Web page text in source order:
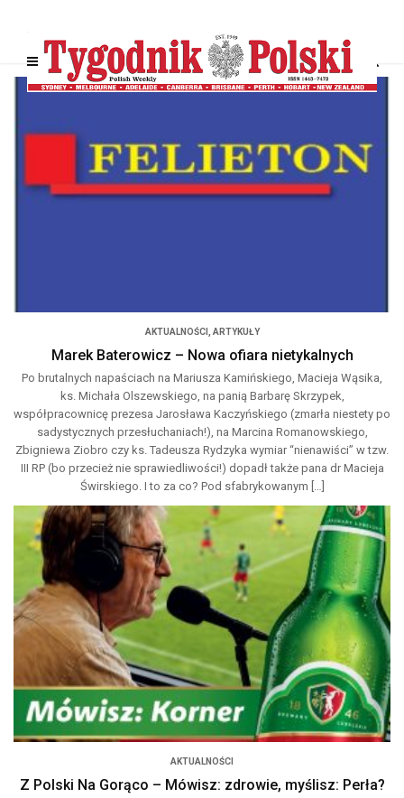
AKTUALNOŚCI , ARTYKUŁY
Marek Baterowicz – Nowa ofiara nietykalnych
Po brutalnych napaściach na Mariusza Kamińskiego, Macieja Wąsika,
ks. Michała Olszewskiego, na panią Barbarę Skrzypek,
współpracownicę prezesa Jarosława Kaczyńskiego (zmarła niestety po
sadystycznych przesłuchaniach!), na Marcina Romanowskiego,
Zbigniewa Ziobro czy ks. Tadeusza Rydzyka wymiar “nienawiści” w tzw.
III RP (bo przecież nie sprawiedliwości!) dopadł także pana dr Macieja
Świrskiego. I to za co? Pod sfabrykowanym […]
AKTUALNOŚCI
Z Polski Na Gorąco – Mówisz: zdrowie, myślisz: Perła?